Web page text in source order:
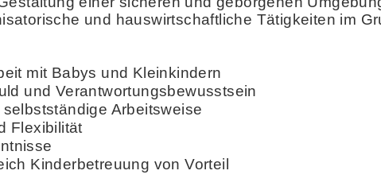
und hauswirtschaftliche Tätigkeiten im
mit Babys und Kleinkindern
und Verantwortungsbewusstsein
Arbeitsweise
Flexibilität
Kinderbetreuung von Vorteil